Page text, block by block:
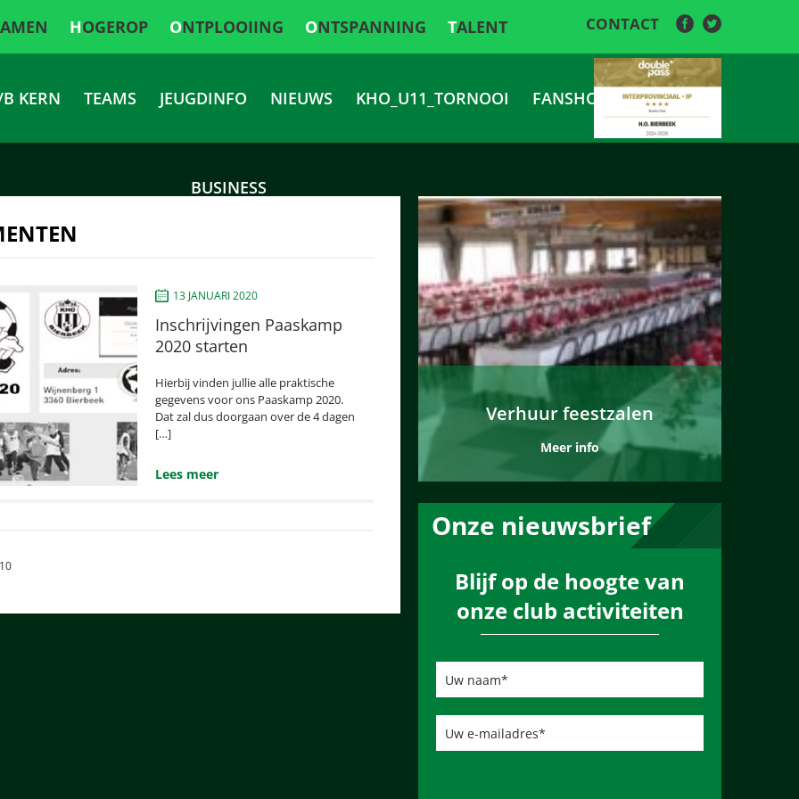
SAMEN HOGEROP ONTPLOOIING ONTSPANNING TALENT CONTACT
KERN TEAMS JEUGDINFO NIEUWS KHO_U11_TORNOOI FANSHOP
BUSINESS
13 JANUARI 2020
Inschrijvingen Paaskamp
2020 starten
Hierbij vinden jullie alle praktische
gegevens voor ons Paaskamp 2020.
Dat zal dus doorgaan over de 4 dagen
[…]
Lees meer
10
Verhuur feestzalen
Meer info
Onze nieuwsbrief
Blijf op de hoogte van
onze club activiteiten
m
w